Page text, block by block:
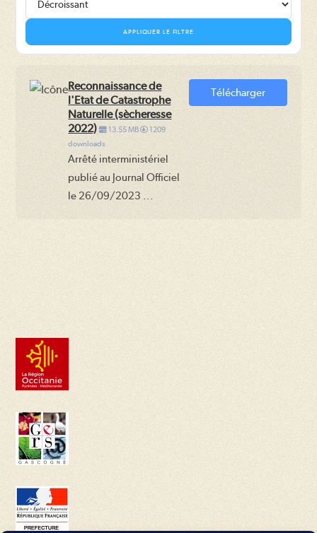
APPLIQUER LE FILTRE
Reconnaissance de
l'Etat de Catastrophe
Naturelle (sècheresse
2022)
13.55 MB
1209
downloads
Arrêté interministériel
publié au Journal Officiel
le 26/09/2023 ...
Télécharger